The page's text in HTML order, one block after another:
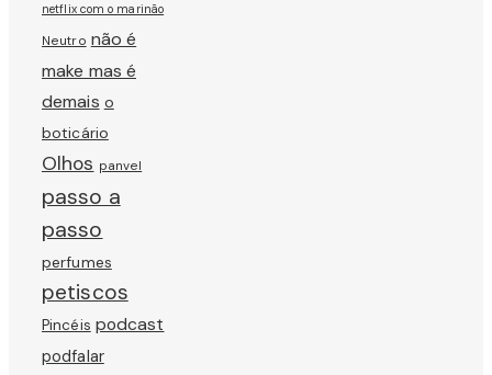
netflix com o marinão
Neutro não é
make mas é
demais o
boticário
Olhos panvel
passo a
passo
perfumes
petiscos
Pincéis podcast
podfalar